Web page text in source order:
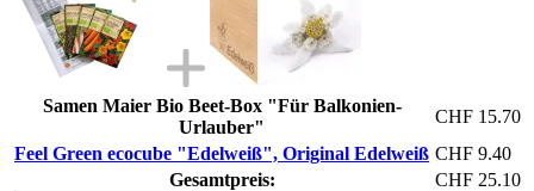
Samen Maier Bio Beet-Box "Für Balkonien-
Urlauber"
CHF 15.70
Feel Green ecocube "Edelweiß", Original Edelweiß CHF 9.40
Gesamtpreis:
CHF 25.10